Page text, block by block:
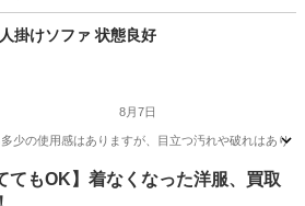
椅子 ニトリ
掛けソファ 状態良好
8月7日
少の使用感はありますが、目立つ汚れや破れはあり
ソファ ニトリ
てもOK】着なくなった洋服、買取